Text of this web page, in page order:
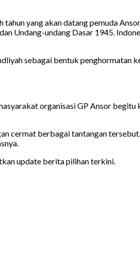
yang akan datang pemuda
Undang-undang Dasar 1945.
sebagai bentuk penghormatan
organisasi GP Ansor
cermat berbagai tantangan
update berita pilihan terkini.